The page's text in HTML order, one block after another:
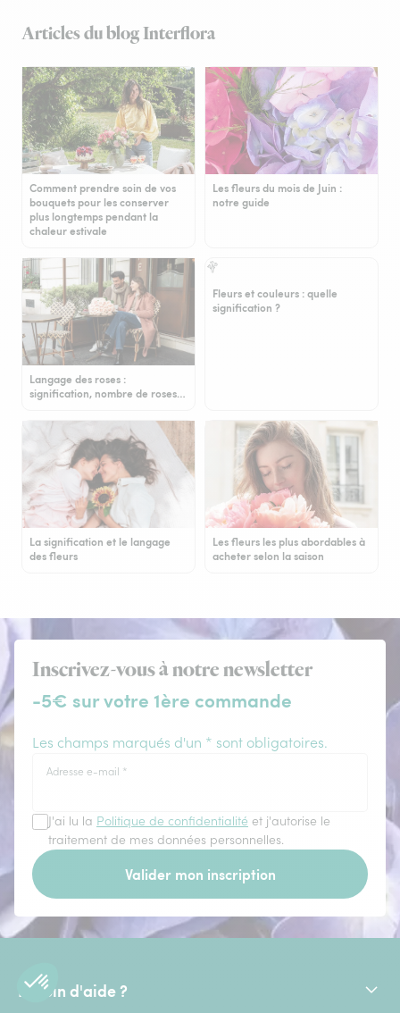
Articles du blog Interflora
Comment prendre soin de vos
bouquets pour les conserver
plus longtemps pendant la
chaleur estivale
Les fleurs du mois de Juin :
notre guide
Langage des roses :
signification, nombre de roses…
Fleurs et couleurs : quelle
signification ?
La signification et le langage
des fleurs
Les fleurs les plus abordables à
acheter selon la saison
Inscrivez-vous à notre newsletter
-5€ sur votre 1ère commande
Les champs marqués d'un * sont obligatoires.
Adresse e-mail *
J'ai lu la Politique de confidentialité et j'autorise le
traitement de mes données personnelles.
Valider mon inscription
Besoin d'aide ?